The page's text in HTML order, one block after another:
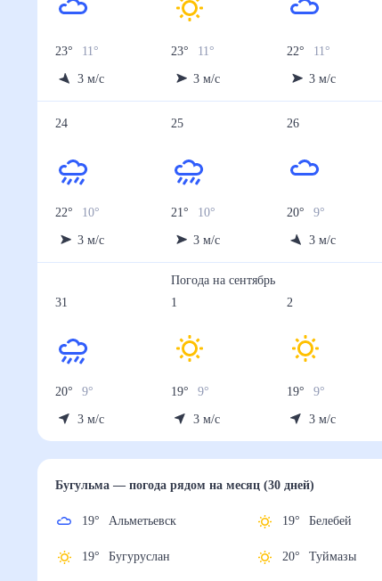
23° 11°
3 м/с
23° 11°
3 м/с
22° 11°
3 м/с
24
22° 10°
3 м/с
25
21° 10°
3 м/с
26
20° 9
3 м/с
31
20° 9
3 м/с
Погода насентябрь
1
19° 9°
3 м/с
2
19° 9°
3 м/с
Бугульма— погода рядомна месяц (30 дней)
19° Альметьевск
19° Бугуруслан
19° Белебей
20° Туймазы